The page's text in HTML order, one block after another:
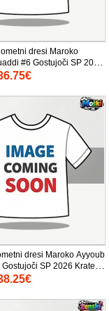
dresi Maroko
#6 Gostujoči SP 2026
(+ Kratke hlače)
dresi Maroko Ayyoub
SP 2026 Kratek